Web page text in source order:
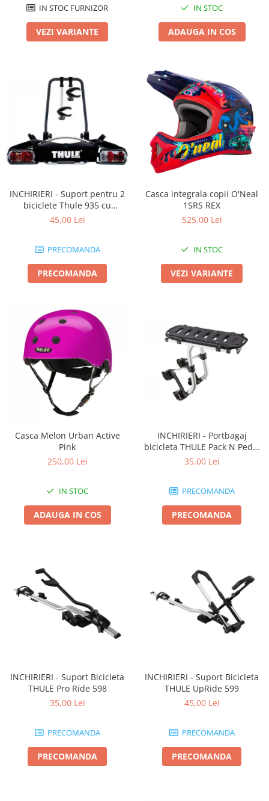
IN STOC FURNIZOR
VEZI VARIANTE
IN STOC
ADAUGA IN COS
INCHIRIERI - Suport pentru 2
biciclete Thule 935 cu
prindere pe carligul de
45,00 Lei
PRECOMANDA
PRECOMANDA
Casca integrala copii O'Neal
1SRS REX
525,00 Lei
IN STOC
VEZI VARIANTE
Casca Melon Urban Active
Pink
250,00 Lei
IN STOC
ADAUGA IN COS
INCHIRIERI - Portbagaj
bicicleta THULE Pack N Pedal
tour rack
35,00 Lei
PRECOMANDA
PRECOMANDA
INCHIRIERI - Suport Bicicleta
THULE Pro Ride 598
35,00 Lei
PRECOMANDA
PRECOMANDA
INCHIRIERI - Suport Bicicleta
THULE UpRide 599
45,00 Lei
PRECOMANDA
PRECOMANDA